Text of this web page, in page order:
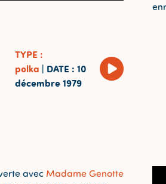
TYPE :
polka | DATE : 10
décembre 1979
avec Madame Genotte